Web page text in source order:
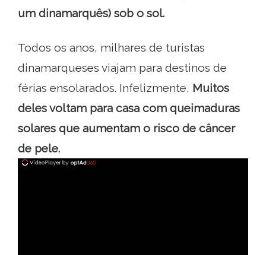
um dinamarquês) sob o sol.
Todos os anos, milhares de turistas
dinamarqueses viajam para destinos de
férias ensolarados. Infelizmente, Muitos
deles voltam para casa com queimaduras
solares que aumentam o risco de câncer
de pele.